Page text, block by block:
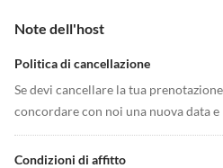
Note dell'host
Politica di cancellazione
Se devi cancellare la tua
concordare con noi una nuova data
Condizioni di affitto